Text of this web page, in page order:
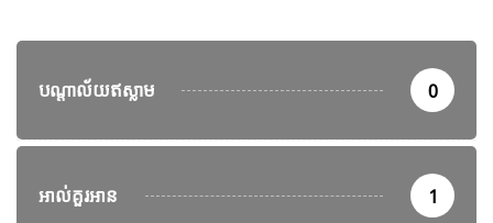
បណ្តាល័យឥស្លាម 0
អាល់គួរអាន 1